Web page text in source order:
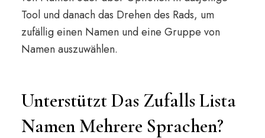
Tool und danach das Drehen des Rads, um
zufällig einen Namen und eine Gruppe von
Namen auszuwählen.
Unterstützt Das Zufalls Lista
Namen Mehrere Sprachen?